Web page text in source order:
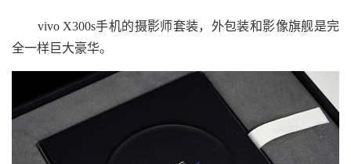
vivo X300s手机的摄影师套装，外包装和影像旗舰是完
全一样巨大豪华。